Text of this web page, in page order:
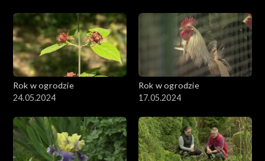
Rok w ogrodzie
24.05.2024
Rok w ogrodzie
17.05.2024